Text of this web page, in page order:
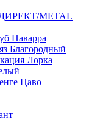
METAL
Наварра
Благородный
Лорка
Цаво